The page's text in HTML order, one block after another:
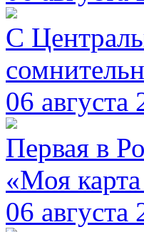
С
06 августа
Первая в
«Моя
06 августа